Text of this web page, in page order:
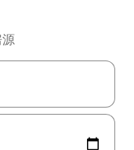
或通过点击或滑动手势